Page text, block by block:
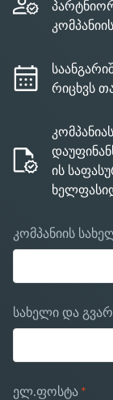
რიცხვს
ის
კომპანიის
სახელი და
ელ.ფოსტა *